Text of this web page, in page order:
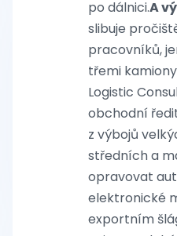
po dálnici.A
slibuje
pracovníků,
třemi
Logistic
obchodní
z výbojů
středních a
opravovat
elektronické
exportním